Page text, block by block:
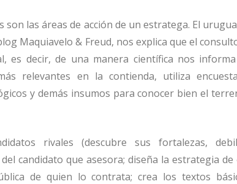
son lasáreas de acción de un estratega. El
Maquiavelo & Freud, nos explica que el
es decir, de una manera científica nos
ás relevantes en la contienda, utiliza
gicos y demás insumos para conocer bien el
rivales (descubre sus fortalezas,
candidato que asesora; diseña la estrategia de
blica de quien lo contrata; crea los textos bá